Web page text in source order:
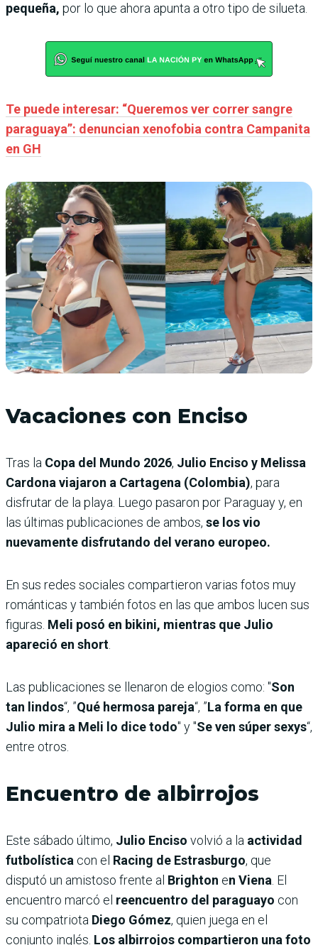
pequeña, por lo que ahora apunta a otro tipo de silueta.
Te puede interesar: “Queremos ver correr sangre
paraguaya”: denuncian xenofobia contra Campanita
en GH
Vacaciones con Enciso
Tras la Copa del Mundo 2026, Julio Enciso y Melissa
Cardona viajaron a Cartagena (Colombia), para
disfrutar de la playa. Luego pasaron por Paraguay y, en
las últimas publicaciones de ambos, se los vio
nuevamente disfrutando del verano europeo.
En sus redes sociales compartieron varias fotos muy
románticas y también fotos en las que ambos lucen sus
figuras. Meli posó en bikini, mientras que Julio
apareció en short
Las publicaciones se llenaron de elogios como: "Son
tan lindos“, ”Qué hermosa pareja“, ”La forma en que
Julio mira a Meli lo dice todo" y "Se ven súper sexys“,
entre otros.
Encuentro de albirrojos
Este sábado último, Julio Enciso volvió a la actividad
futbolística con el Racing de Estrasburgo, que
disputó un amistoso frente al Brighton en Viena . El
encuentro marcó el reencuentro del paraguayo con
su compatriota Diego Gómez, quien juega en el
conjunto inglés. Los albirrojos compartieron una foto